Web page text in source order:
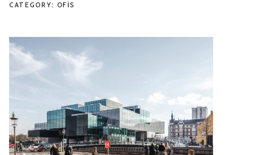
CATEGORY: OFIS